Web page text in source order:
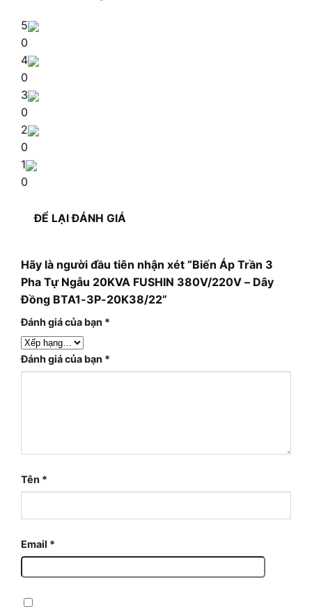
5
0
4
0
3
0
2
0
1
0
ĐỂ LẠI ĐÁNH GIÁ
Hãy là người đầu tiên nhận xét “Biến Áp Trần 3
Pha Tự Ngẫu 20KVA FUSHIN 380V/220V – Dây
Đồng BTA1-3P-20K38/22”
Đánh giá của bạn *
Đánh giá của bạn *
Tên *
Email *